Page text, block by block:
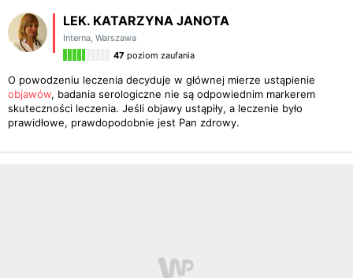
LEK. KATARZYNA JANOTA
Interna, Warszawa
47 poziom zaufania
O powodzeniu leczenia decyduje w głównej mierze ustąpienie
objawów, badania serologiczne nie są odpowiednim markerem
skuteczności leczenia. Jeśli objawy ustąpiły, a leczenie było
prawidłowe, prawdopodobnie jest Pan zdrowy.